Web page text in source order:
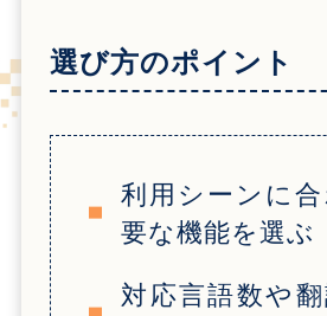
選び方のポイント
利用シーンに
要な機能を選ぶ
対応言語数や